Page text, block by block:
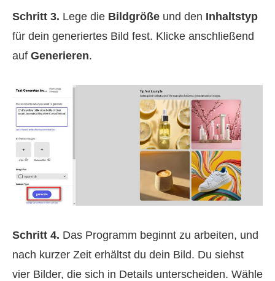
Schritt 3. Lege die Bildgröße und den Inhaltstyp
für dein generiertes Bild fest. Klicke anschließend
auf Generieren.
Schritt 4. Das Programm beginnt zu arbeiten, und
nach kurzer Zeit erhältst du dein Bild. Du siehst
vier Bilder, die sich in Details unterscheiden. Wähle